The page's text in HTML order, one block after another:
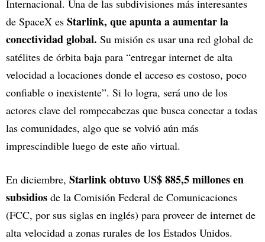
Internacional. Una de las subdivisiones más interesantes
de SpaceX es Starlink, que apunta a aumentar la
conectividad global. Su misión es usar una red global de
satélites de órbita baja para “entregar internet de alta
velocidad a locaciones donde el acceso es costoso, poco
confiable o inexistente”. Si lo logra, será uno de los
actores clave del rompecabezas que busca conectar a todas
las comunidades, algo que se volvió aún más
imprescindible luego de este año virtual.
En diciembre, Starlink obtuvo US$ 885,5 millones en
subsidios de la Comisión Federal de Comunicaciones
(FCC, por sus siglas en inglés) para proveer de internet de
alta velocidad a zonas rurales de los Estados Unidos.